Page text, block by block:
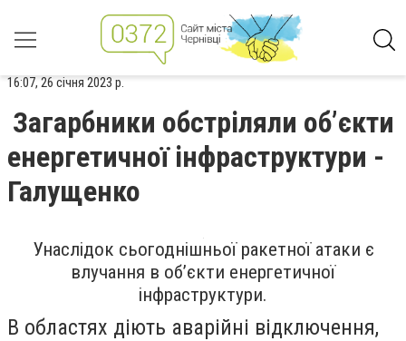
16:07, 26 січня 2023 р.
Загарбники обстріляли об’єкти
енергетичної інфраструктури -
Галущенко
Унаслідок сьогоднішньої ракетної атаки є
влучання в об’єкти енергетичної
інфраструктури.
В областях діють аварійні відключення,